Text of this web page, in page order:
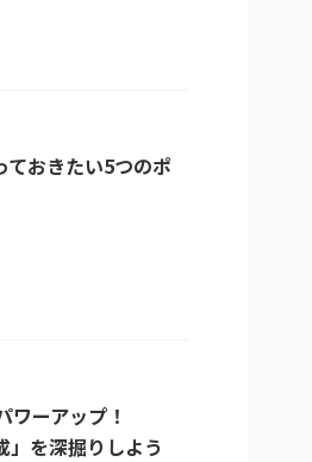
ておきたい5つのポ
ーアップ！
」を深掘りしよう